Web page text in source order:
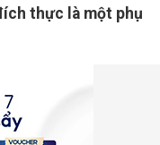
thực là một phụ